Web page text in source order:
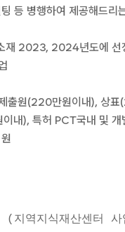
등 병행하여 제공해드리
재 2023, 2024년도에 선
출원(220만원이내), 상표
내), 특허 PCT국내 및 개
(지역지식재산센터 사